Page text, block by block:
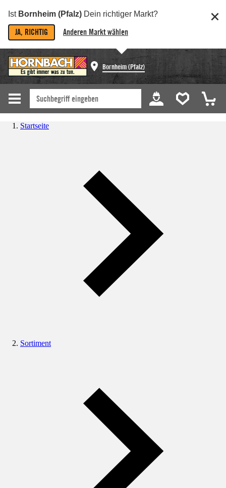
Ist Bornheim (Pfalz) Dein richtiger Markt?
JA, RICHTIG Anderen Markt wählen
Bornheim (Pfalz)
Startseite
Sortiment